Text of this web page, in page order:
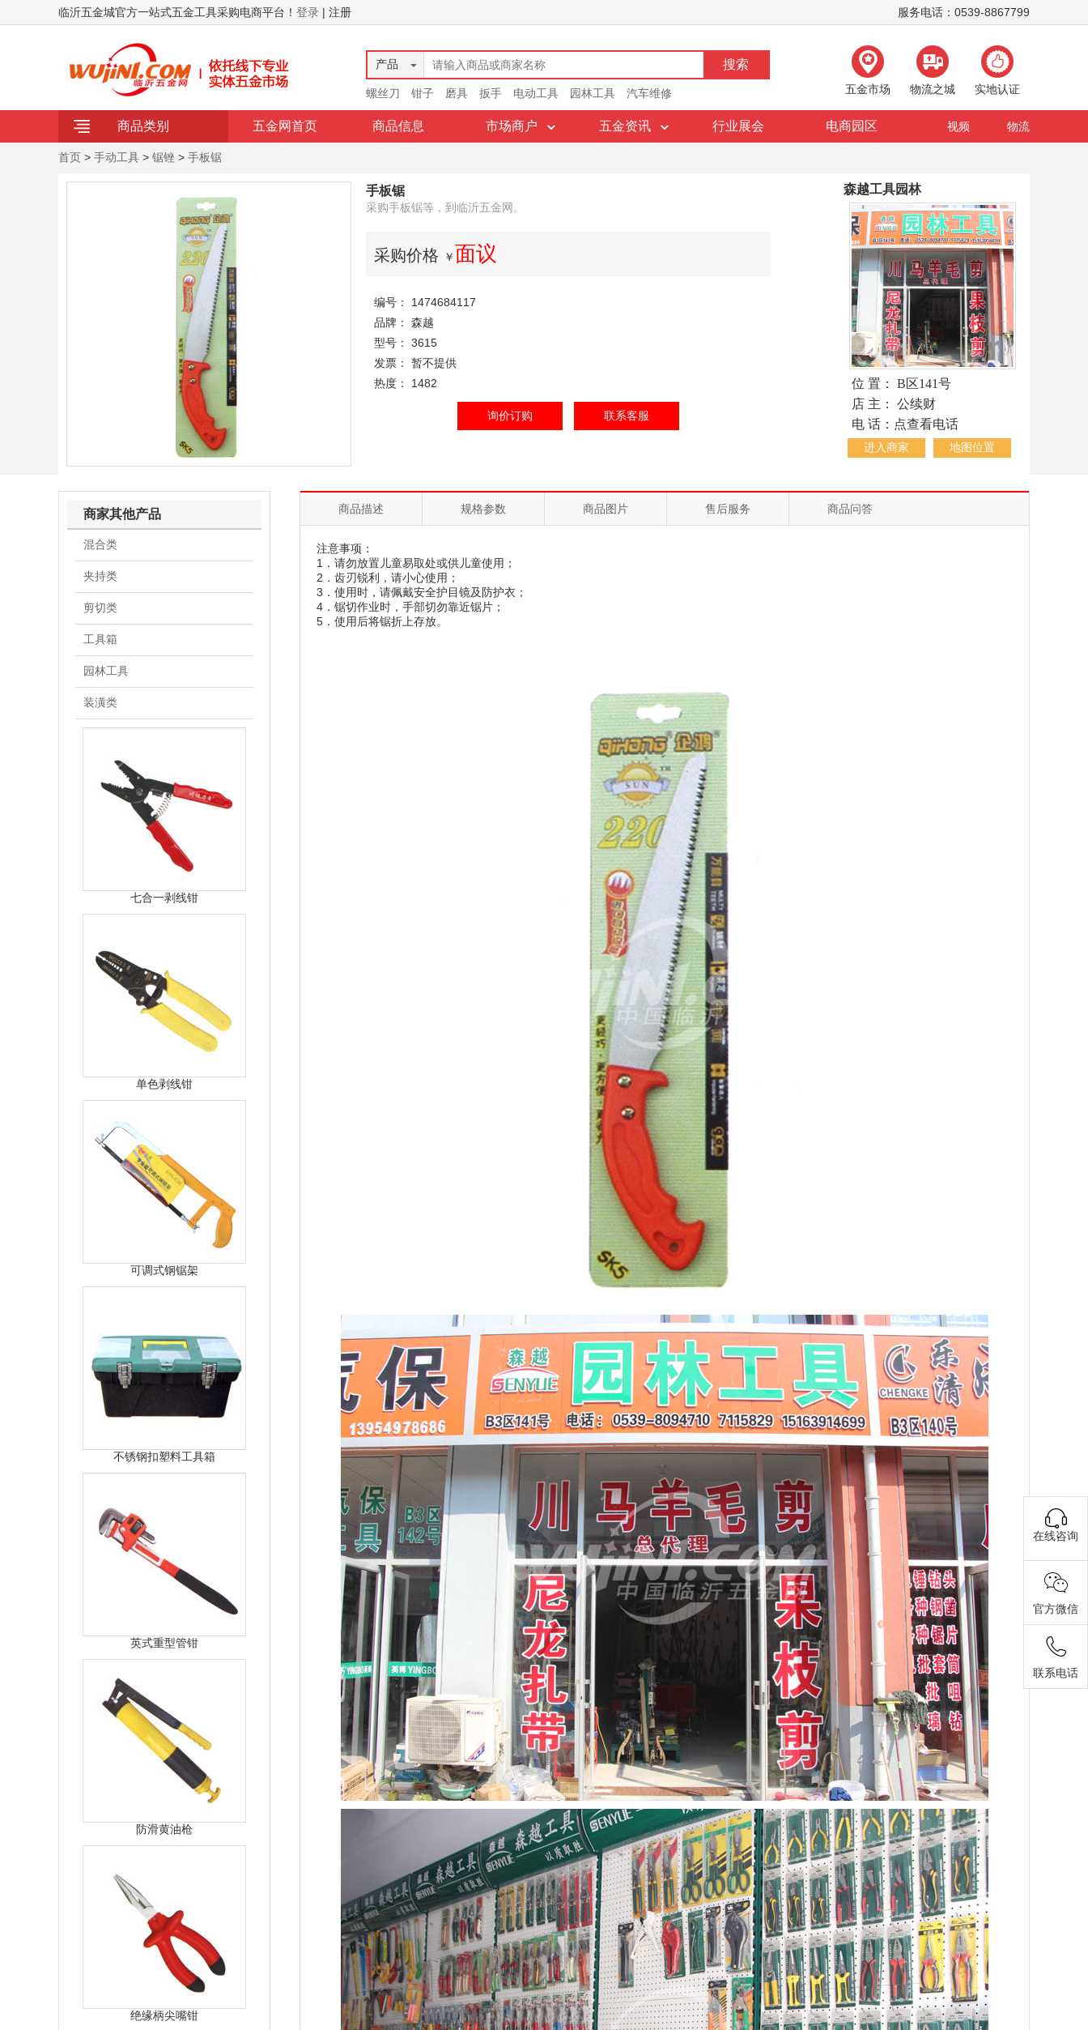
服务电话：0539-8867799
临沂五金城官方一站式五金工具采购电商平台！ 登录 | 注册
产品
螺丝刀 钳子 磨具 扳手 电动工具 园林工具 汽车维修 五金市场 物流之城 实地认证
商品类别 五金网首页 商品信息 市场商户 五金资讯 行业展会 电商园区 视频 物流
首页 > 手动工具 > 锯锉 > 手板锯
森越工具园林
位 置： B区141号
店 主： 公续财
电 话：点查看电话
进入商家 地图位置
手板锯
采购手板锯等，到临沂五金网。
采购价格 ￥面议
编号： 1474684117
品牌： 森越
型号： 3615
发票： 暂不提供
热度： 1482
询价订购 联系客服
商品描述 规格参数 商品图片 售后服务 商品问答
注意事项：
1．请勿放置儿童易取处或供儿童使用；
2．齿刃锐利，请小心使用；
3．使用时，请佩戴安全护目镜及防护衣；
4．锯切作业时，手部切勿靠近锯片；
5．使用后将锯折上存放。
商家其他产品
混合类
夹持类
剪切类
工具箱
园林工具
装潢类
七合一剥线钳
单色剥线钳
可调式钢锯架
不锈钢扣塑料工具箱
英式重型管钳
防滑黄油枪
绝缘柄尖嘴钳
在线咨询
官方微信
联系电话